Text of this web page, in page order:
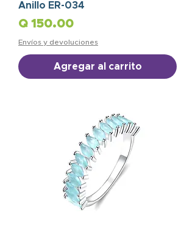
Anillo ER-034
Precio
Q 150.00
Envíos y devoluciones
Agregar al carrito